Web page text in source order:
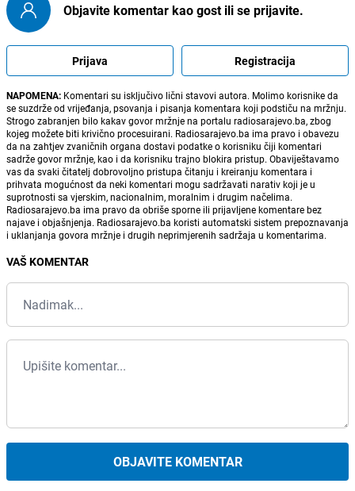
Objavite komentar kao gost ili se prijavite.
Prijava Registracija
NAPOMENA: Komentari su isključivo lični stavovi autora. Molimo korisnike da
se suzdrže od vrijeđanja, psovanja i pisanja komentara koji podstiču na mržnju.
Strogo zabranjen bilo kakav govor mržnje na portalu radiosarajevo.ba, zbog
kojeg možete biti krivično procesuirani. Radiosarajevo.ba ima pravo i obavezu
da na zahtjev zvaničnih organa dostavi podatke o korisniku čiji komentari
sadrže govor mržnje, kao i da korisniku trajno blokira pristup. Obaviještavamo
vas da svaki čitatelj dobrovoljno pristupa čitanju i kreiranju komentara i
prihvata mogućnost da neki komentari mogu sadržavati narativ koji je u
suprotnosti sa vjerskim, nacionalnim, moralnim i drugim načelima.
Radiosarajevo.ba ima pravo da obriše sporne ili prijavljene komentare bez
najave i objašnjenja. Radiosarajevo.ba koristi automatski sistem prepoznavanja
i uklanjanja govora mržnje i drugih neprimjerenih sadržaja u komentarima.
VAŠ KOMENTAR
OBJAVITE KOMENTAR